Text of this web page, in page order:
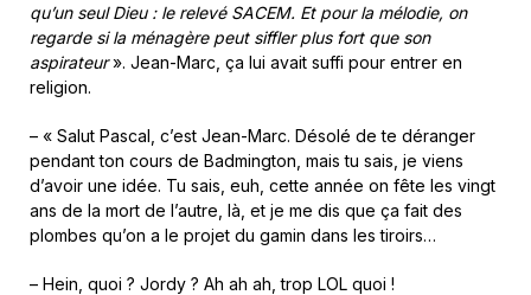
qu’un seul Dieu : le relevé SACEM. Et pour la mélodie, on
regarde si la ménagère peut siffler plus fort que son
aspirateur». Jean-Marc, ça lui avait suffi pour entrer en
religion.
– « Salut Pascal, c’est Jean-Marc. Désolé de te déranger
pendant ton cours de Badmington, mais tu sais, je viens
d’avoir une idée. Tu sais, euh, cette année on fête les vingt
ans de la mort de l’autre, là, et je me dis que ça fait des
plombes qu’on a le projet du gamin dans les tiroirs…
– Hein, quoi ? Jordy ? Ah ah ah, trop LOL quoi !